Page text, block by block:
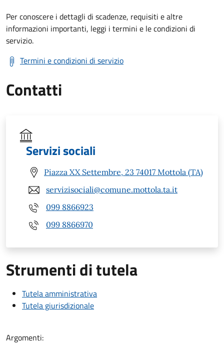
Per conoscere i dettagli di scadenze, requisiti e altre
informazioni importanti, leggi i termini e le condizioni di
servizio.
Termini e condizioni di servizio
Contatti
Servizi sociali
Piazza XX Settembre, 23 74017 Mottola (TA)
servizisociali@comune.mottola.ta.it
099 8866923
099 8866970
Strumenti di tutela
Tutela amministrativa
Tutela giurisdizionale
Argomenti: